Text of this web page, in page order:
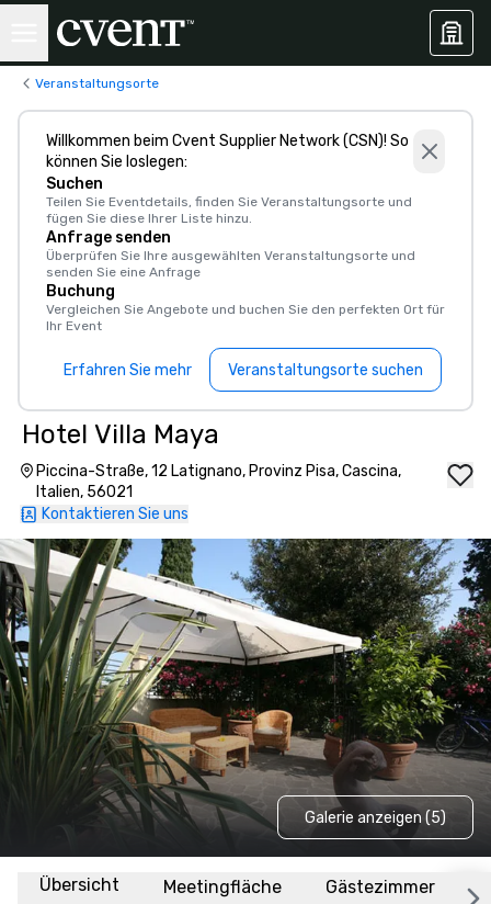
Veranstaltungsorte
Willkommen beim Cvent Supplier Network (CSN)! So
können Sie loslegen:
Suchen
Teilen Sie Eventdetails, finden Sie Veranstaltungsorte und
fügen Sie diese Ihrer Liste hinzu.
Anfrage senden
Überprüfen Sie Ihre ausgewählten Veranstaltungsorte und
senden Sie eine Anfrage
Buchung
Vergleichen Sie Angebote und buchen Sie den perfekten Ort für
Ihr Event
Erfahren Sie mehr Veranstaltungsorte suchen
Hotel Villa Maya
Piccina-Straße, 12 Latignano, Provinz Pisa, Cascina,
Italien, 56021
Kontaktieren Sie uns
Galerie anzeigen (5)
Übersicht Meetingfläche Gästezimmer